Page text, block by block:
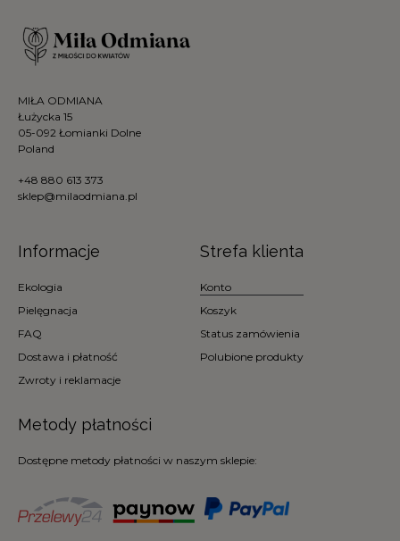
MIŁA ODMIANA
Łużycka 15
05-092 Łomianki Dolne
Poland
+48 880 613 373
sklep@milaodmiana.pl
Informacje
Ekologia
Pielęgnacja
FAQ
Dostawa i płatność
Zwroty i reklamacje
Strefa klienta
Konto
Koszyk
Status zamówienia
Polubione produkty
Metody płatności
Dostępne metody płatności w naszym sklepie: